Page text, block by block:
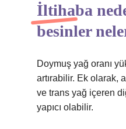
İltihaba
besinler
Doymuş yağ oranı
artırabilir. Ek olarak,
ve trans yağ içeren
yapıcı olabilir.